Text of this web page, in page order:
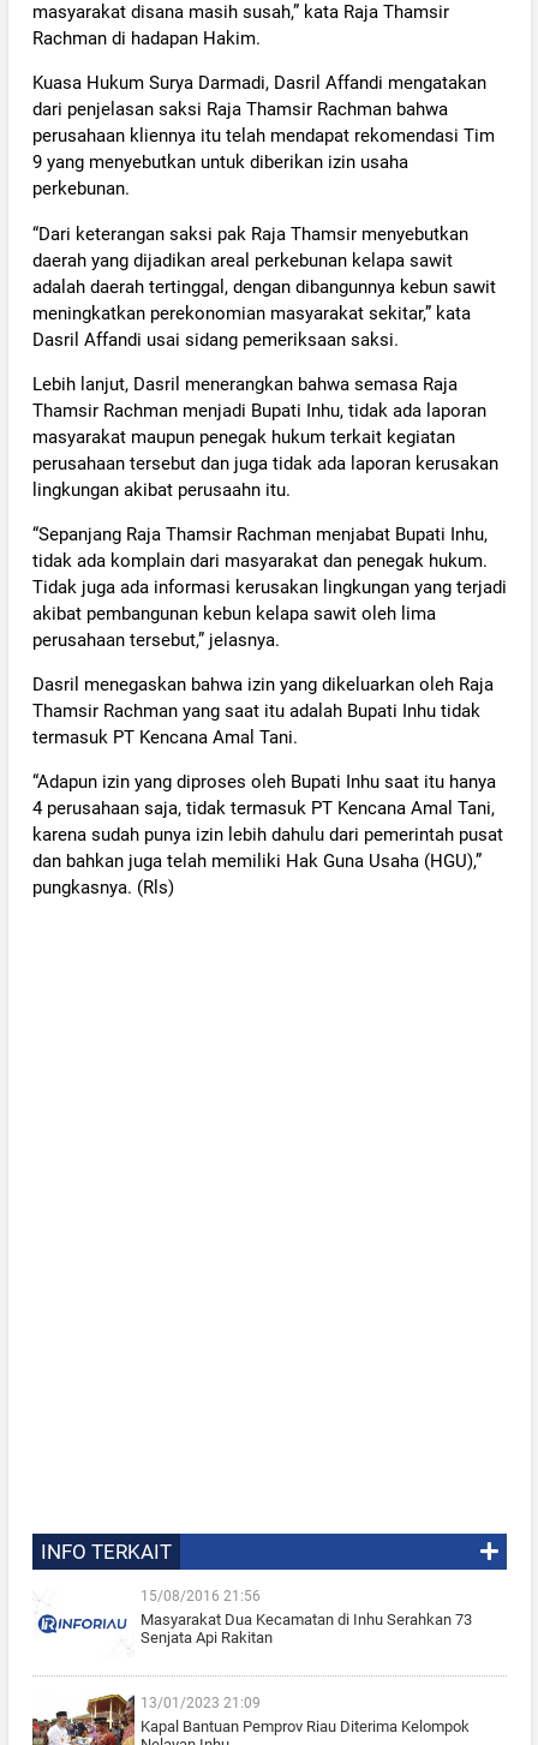
masyarakat disana masih susah,” kata Raja Thamsir
Rachman di hadapan Hakim.
Kuasa Hukum Surya Darmadi, Dasril Affandi mengatakan
dari penjelasan saksi Raja Thamsir Rachman bahwa
perusahaan kliennya itu telah mendapat rekomendasi Tim
9 yang menyebutkan untuk diberikan izin usaha
perkebunan.
“Dari keterangan saksi pak Raja Thamsir menyebutkan
daerah yang dijadikan areal perkebunan kelapa sawit
adalah daerah tertinggal, dengan dibangunnya kebun sawit
meningkatkan perekonomian masyarakat sekitar,” kata
Dasril Affandi usai sidang pemeriksaan saksi.
Lebih lanjut, Dasril menerangkan bahwa semasa Raja
Thamsir Rachman menjadi Bupati Inhu, tidak ada laporan
masyarakat maupun penegak hukum terkait kegiatan
perusahaan tersebut dan juga tidak ada laporan kerusakan
lingkungan akibat perusaahn itu.
“Sepanjang Raja Thamsir Rachman menjabat Bupati Inhu,
tidak ada komplain dari masyarakat dan penegak hukum.
Tidak juga ada informasi kerusakan lingkungan yang terjadi
akibat pembangunan kebun kelapa sawit oleh lima
perusahaan tersebut,” jelasnya.
Dasril menegaskan bahwa izin yang dikeluarkan oleh Raja
Thamsir Rachman yang saat itu adalah Bupati Inhu tidak
termasuk PT Kencana Amal Tani.
“Adapun izin yang diproses oleh Bupati Inhu saat itu hanya
4 perusahaan saja, tidak termasuk PT Kencana Amal Tani,
karena sudah punya izin lebih dahulu dari pemerintah pusat
dan bahkan juga telah memiliki Hak Guna Usaha (HGU),”
pungkasnya. (Rls)
INFO TERKAIT
15/08/2016 21:56
Masyarakat Dua Kecamatan di Inhu Serahkan 73
Senjata Api Rakitan
13/01/2023 21:09
Kapal Bantuan Pemprov Riau Diterima Kelompok